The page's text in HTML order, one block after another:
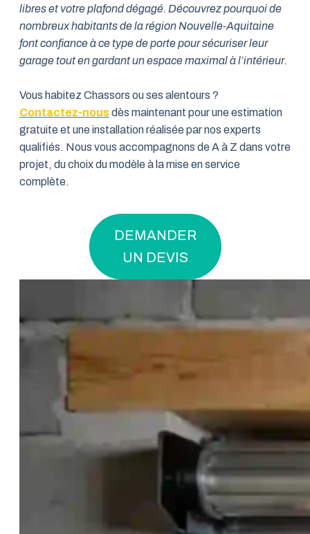
libres et votre plafond dégagé. Découvrez pourquoi de
nombreux habitants de la région Nouvelle-Aquitaine
font confiance à ce type de porte pour sécuriser leur
garage tout en gardant un espace maximal à l’intérieur.
Vous habitez Chassors ou ses alentours ?
Contactez-nousdès maintenant pour une estimation
gratuite et une installation réalisée par nos experts
qualifiés. Nous vous accompagnons de A à Z dans votre
projet, du choix du modèle à la mise en service
complète.
DEMANDER
UN DEVIS